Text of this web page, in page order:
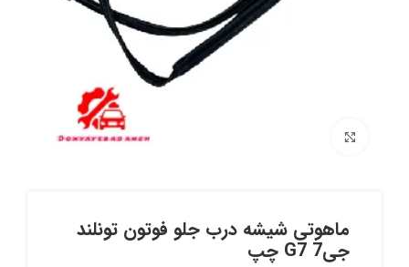
ماهوتی شیشه درب جلو فوتون تونلند
جی7 G7 چپ